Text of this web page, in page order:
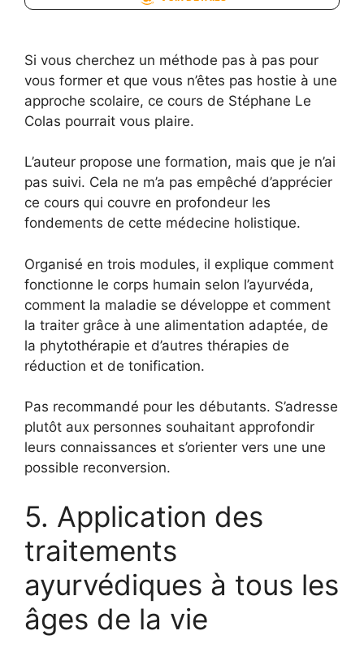
Si vous cherchez un méthode pas à pas pour
vous former et que vous n’êtes pas hostie à une
approche scolaire, ce cours de Stéphane Le
Colas pourrait vous plaire.
L’auteur propose une formation, mais que je n’ai
pas suivi. Cela ne m’a pas empêché d’apprécier
ce cours qui couvre en profondeur les
fondements de cette médecine holistique.
Organisé en trois modules, il explique comment
fonctionne le corps humain selon l’ayurvéda,
comment la maladie se développe et comment
la traiter grâce à une alimentation adaptée, de
la phytothérapie et d’autres thérapies de
réduction et de tonification.
Pas recommandé pour les débutants. S’adresse
plutôt aux personnes souhaitant approfondir
leurs connaissances et s’orienter vers une une
possible reconversion.
5. Application des
traitements
ayurvédiques à tous les
âges de la vie